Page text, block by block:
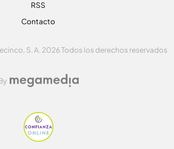
RSS
Contacto
S. A. 2026 Todos los derechos reservados